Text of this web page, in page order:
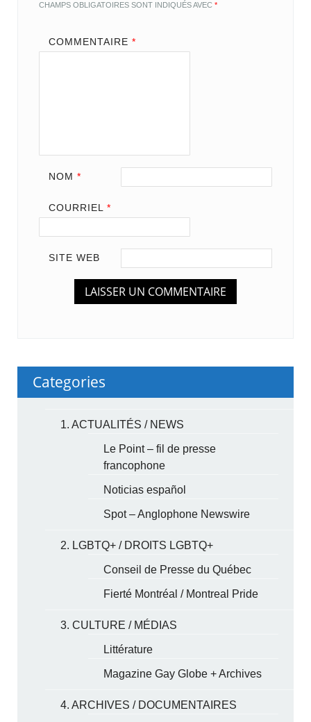
CHAMPS OBLIGATOIRES SONT INDIQUÉS AVEC*
COMMENTAIRE *
NOM *
COURRIEL *
SITE WEB
Categories
1. ACTUALITÉS / NEWS
Le Point – fil de presse
francophone
Noticias español
Spot – Anglophone Newswire
2. LGBTQ+ / DROITS LGBTQ+
Conseil de Presse du Québec
Fierté Montréal / Montreal Pride
3. CULTURE / MÉDIAS
Littérature
Magazine Gay Globe + Archives
4. ARCHIVES / DOCUMENTAIRES